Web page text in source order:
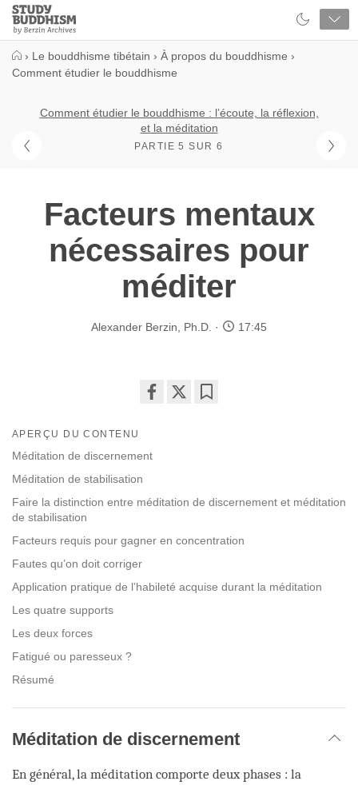
Close
Study
Buddhism
› Le bouddhisme tibétain › À propos du bouddhisme ›
Comment étudier le bouddhisme
Comment étudier le bouddhisme : l’écoute, la réflexion,
et la méditation
PARTIE 5 SUR 6
Facteurs mentaux
nécessaires pour
méditer
Alexander Berzin, Ph.D. 17:45
facebook
APERÇU DU CONTENU
Méditation de discernement
Méditation de stabilisation
Faire la distinction entre méditation de discernement et méditation
de stabilisation
Facteurs requis pour gagner en concentration
Fautes qu’on doit corriger
Application pratique de l’habileté acquise durant la méditation
Les quatre supports
Les deux forces
Fatigué ou paresseux ?
Résumé
Méditation de discernement
En général, la méditation comporte deux phases : la